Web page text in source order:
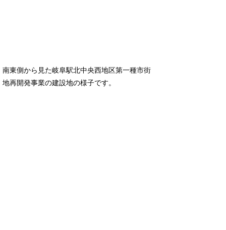
南東側から見た岐阜駅北中央西地区第一種市街
地再開発事業の建設地の様子です。